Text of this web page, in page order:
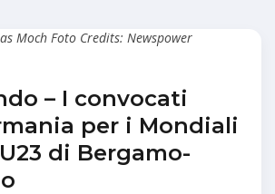
– I convocati
per i Mondiali
di Bergamo-
Moch Foto Credits: Newspower